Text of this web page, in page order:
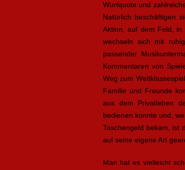
Wurfquote und
Natürlich beschäftigen
Aktion, auf dem Feld, in
wechseln sich mit
passender
Kommentaren von
Weg zum
Familie und Freunde
aus dem Privatleben
bedienen konnte und,
Taschengeld bekam, ist
auf seine eigene Art
Man hat es vielleicht